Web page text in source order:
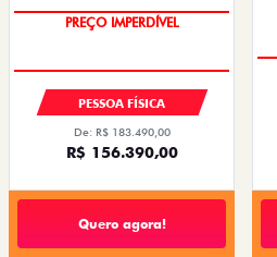
PREÇO IMPERDÍVEL
PESSOA FÍSICA
De: R$ 183.490,00
R$ 156.390,00
Quero agora!